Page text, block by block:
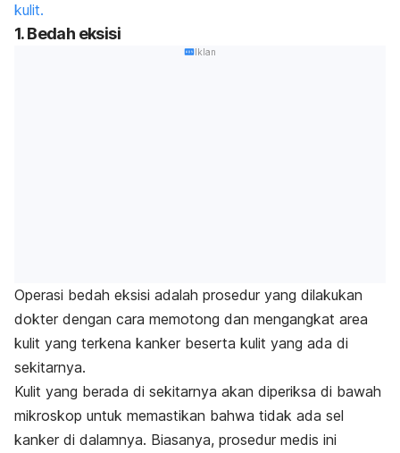
kulit.
1. Bedah eksisi
Iklan
Operasi bedah eksisi adalah prosedur yang dilakukan
dokter dengan cara memotong dan mengangkat area
kulit yang terkena kanker beserta kulit yang ada di
sekitarnya.
Kulit yang berada di sekitarnya akan diperiksa di bawah
mikroskop untuk memastikan bahwa tidak ada sel
kanker di dalamnya. Biasanya, prosedur medis ini